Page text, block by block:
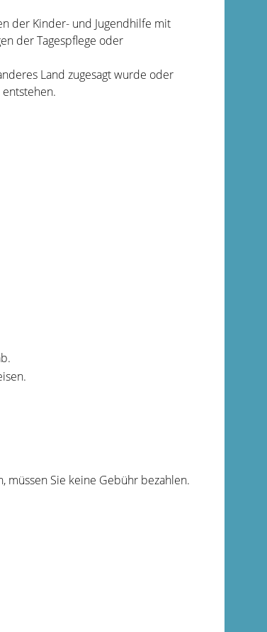
der Kinder- und Jugendhilfe mit
der Tagespflege oder
Land zugesagt wurde oder
müssen Sie keine Gebühr bezahlen.